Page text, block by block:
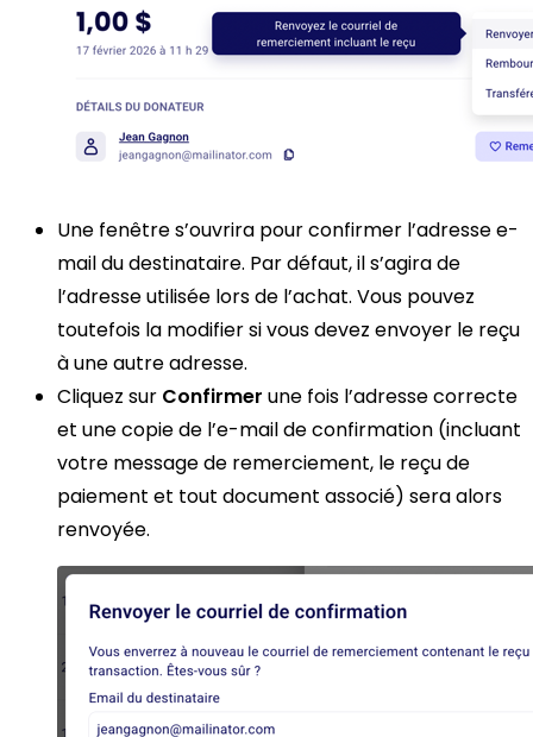
Une fenêtre s’ouvrira pour confirmer l’adresse e-
mail du destinataire. Par défaut, il s’agira de
l’adresse utilisée lors de l’achat. Vous pouvez
toutefois la modifier si vous devez envoyer le reçu
à une autre adresse.
Cliquez sur Confirmer une fois l’adresse correcte
et une copie de l’e-mail de confirmation (incluant
votre message de remerciement, le reçu de
paiement et tout document associé) sera alors
renvoyée.